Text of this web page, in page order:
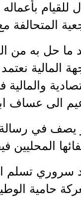
للقيام
المتحالفة
ما حل به من
المالية
الى عساف ابومراد
يصف في رسالة
المحليين
سروري تسلم
حامية